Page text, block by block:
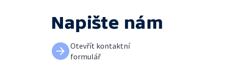
Napište nám
Otevřít kontaktní
formulář